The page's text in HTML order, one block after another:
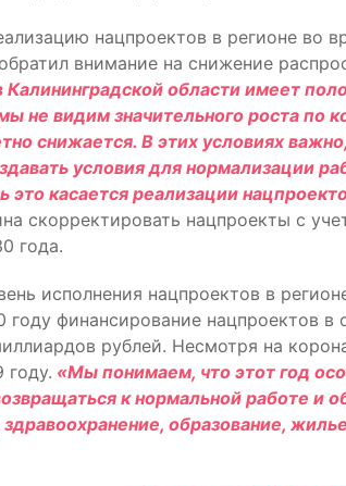
нацпроектов в регионе во
внимание на снижение
Калининградской области имеет
не видим значительного роста по
снижается. В этих условиях
условия для нормализации
касается реализации
скорректировать нацпроекты с
года.
исполнения нацпроектов в
финансирование нацпроектов в
рублей. Несмотря на
году. «Мы понимаем, что этот год
к нормальной работе и
образование,